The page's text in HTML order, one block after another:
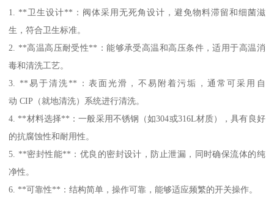
1. **卫生设计**：阀体采用无死角设计，避免物料滞留和细菌滋
生，符合卫生标准。
2. **高温高压耐受性**：能够承受高温和高压条件，适用于高温消
毒和清洗工艺。
3. **易于清洗**：表面光滑，不易附着污垢，通常可采用自
动 CIP（就地清洗）系统进行清洗。
4. **材料选择**：一般采用不锈钢（如304或316L材质），具有良好
的抗腐蚀性和耐用性。
5. **密封性能**：优良的密封设计，防止泄漏，同时确保流体的纯
净性。
6. **可靠性**：结构简单，操作可靠，能够适应频繁的开关操作。